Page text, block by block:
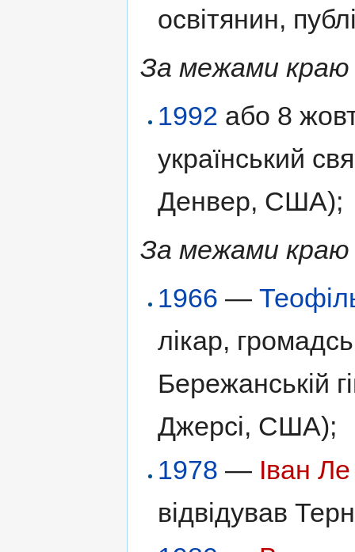
освітянин,
За межами краю
1992 або 8
український
Денвер, США);
За межами краю
1966 —
лікар,
Бережанській
Джерсі, США);
1978 — Іван Ле
відвідував